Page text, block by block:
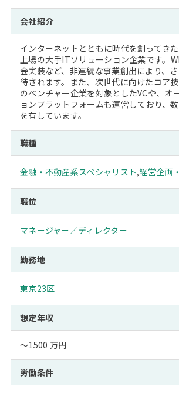
会社紹介
インターネットとともに時代を創ってき
上場の大手ITソリューション企業です。
会実装など、非連続な事業創出により、
待されます。また、次世代に向けたコア
のベンチャー企業を対象としたVCや、オ
ョンプラットフォームも運営しており、
を有しています。
職種
金融・不動産系スペシャリスト,経営企画
職位
マネージャー／ディレクター
勤務地
東京23区
想定年収
～1500 万円
労働条件